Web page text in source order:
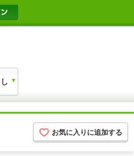
お気に入りに追加する